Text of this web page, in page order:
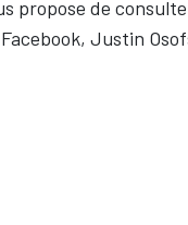
propose de
Justin